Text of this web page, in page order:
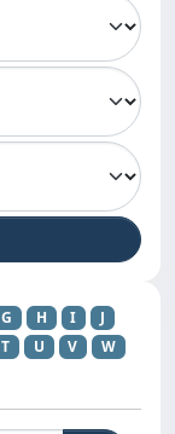
G H I
J
T U V
W